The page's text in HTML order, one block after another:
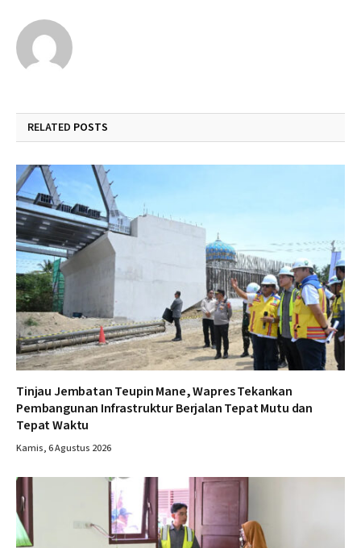
RELATED POSTS
Tinjau Jembatan Teupin Mane, Wapres Tekankan
Pembangunan Infrastruktur Berjalan Tepat Mutu dan
Tepat Waktu
Kamis, 6 Agustus 2026